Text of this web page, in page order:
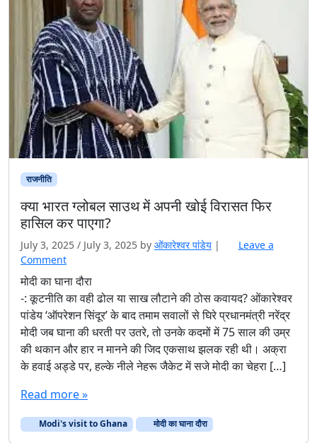
राजनीति
क्या भारत ग्लोबल साउथ में अपनी खोई विरासत फिर
हासिल कर पाएगा?
July 3, 2025 / July 3, 2025 by ओंकारेश्वर पांडेय |
Leave a
Comment
मोदी का घाना दौरा
-: कूटनीति का वही ढोल या साख लौटाने की ठोस कवायद? ओंकारेश्वर
पांडेय ‘ऑपरेशन सिंदूर’ के बाद तमाम सवालों से घिरे प्रधानमंत्री नरेंद्र
मोदी जब घाना की धरती पर उतरे, तो उनके कदमों में 75 साल की उम्र
की थकान और हार न मानने की जिद एकसाथ झलक रही थी। अक्रा
के हवाई अड्डे पर, हल्के नीले नेहरू जैकेट में सजे मोदी का चेहरा […]
Read more »
Modi's visit to Ghana मोदी का घाना दौरा